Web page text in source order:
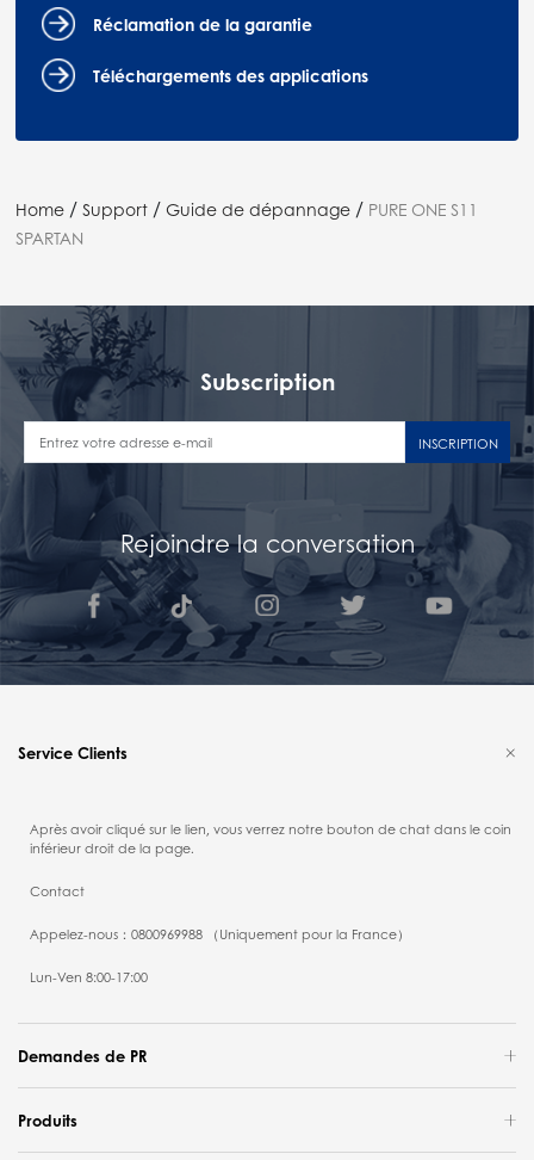
Réclamation de la garantie
Téléchargements des applications
Home / Support / Guide de dépannage / PURE ONE S11
SPARTAN
Subscription
INSCRIPTION
Rejoindre la conversation
Service Clients
Après avoir cliqué sur le lien, vous verrez notre bouton de chat dans le coin
inférieur droit de la page.
Contact
Appelez-nous：0800969988 （Uniquement pour la France）
Lun-Ven 8:00-17:00
Demandes de PR
Produits